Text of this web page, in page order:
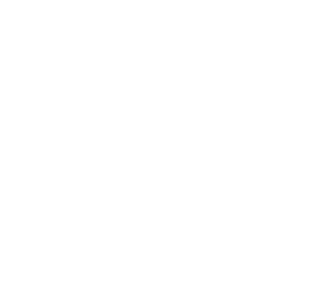
جوية.
بالحياة، حتى بعد التعرض لفترة طويلة